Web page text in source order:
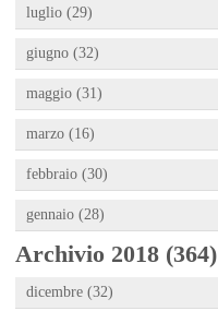
luglio (29)
giugno (32)
maggio (31)
marzo (16)
febbraio (30)
gennaio (28)
Archivio 2018 (364)
dicembre (32)